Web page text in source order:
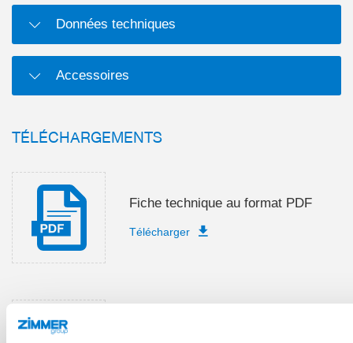
Données techniques
Accessoires
TÉLÉCHARGEMENTS
Fiche technique au format PDF
Télécharger